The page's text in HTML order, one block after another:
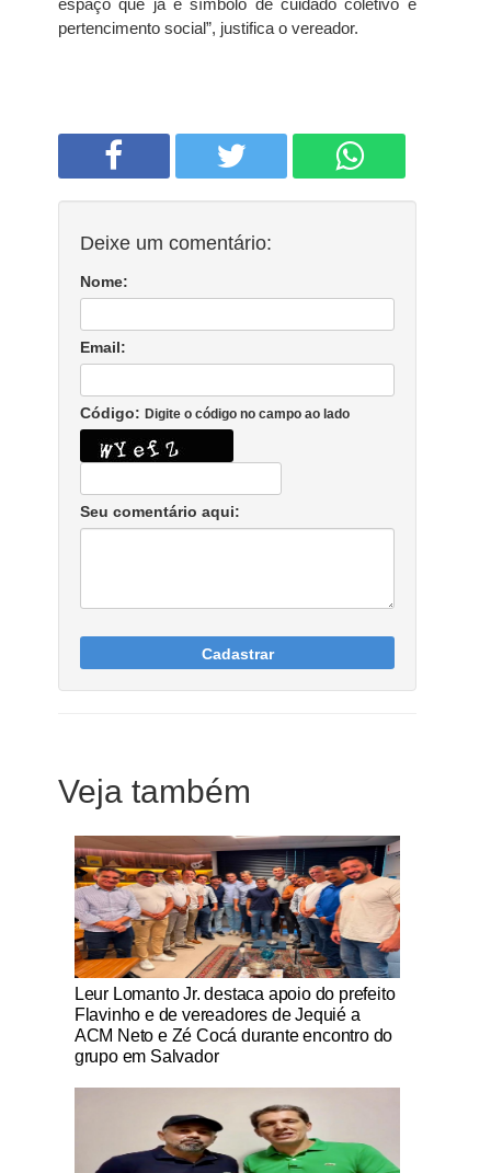
espaço que já é símbolo de cuidado coletivo e
pertencimento social”, justifica o vereador.
Deixe um comentário:
Nome:
Email:
Código: Digite o código no campo ao lado
Seu comentário aqui:
Cadastrar
Veja também
Notícias Católicas
Leur Lomanto Jr. destaca apoio do prefeito
Flavinho e de vereadores de Jequié a
ACM Neto e Zé Cocá durante encontro do
grupo em Salvador